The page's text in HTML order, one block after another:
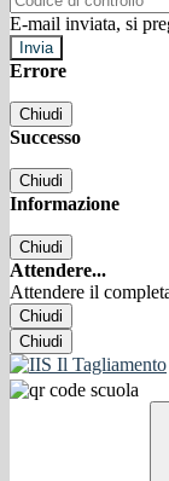
E-mail inviata, si
Errore
Chiudi
Successo
Chiudi
Informazione
Chiudi
Attendere...
Attendere il
Chiudi
Chiudi